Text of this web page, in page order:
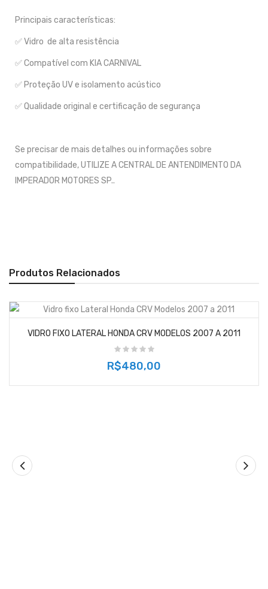
Principais características:
✅ Vidro de alta resistência
✅ Compatível com KIA CARNIVAL
✅ Proteção UV e isolamento acústico
✅ Qualidade original e certificação de segurança
Se precisar de mais detalhes ou informações sobre
compatibilidade, UTILIZE A CENTRAL DE ANTENDIMENTO DA
IMPERADOR MOTORES SP..
Produtos Relacionados
VIDRO FIXO LATERAL HONDA CRV MODELOS 2007 A 2011
R$480,00